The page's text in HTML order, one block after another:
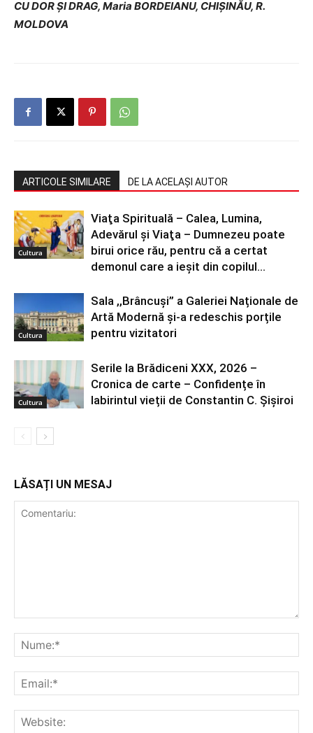
CU DOR ŞI DRAG, Maria BORDEIANU, CHIȘINĂU, R.
MOLDOVA
ARTICOLE SIMILARE DE LA ACELAȘI AUTOR
Cultura
Viaţa Spirituală – Calea, Lumina,
Adevărul şi Viaţa – Dumnezeu poate
birui orice rău, pentru că a certat
demonul care a ieșit din copilul...
Cultura
Sala ,,Brâncuși” a Galeriei Naționale de
Artă Modernă și-a redeschis porțile
pentru vizitatori
Cultura
Serile la Brădiceni XXX, 2026 –
Cronica de carte – Confidențe în
labirintul vieții de Constantin C. Șișiroi
LĂSAȚI UN MESAJ